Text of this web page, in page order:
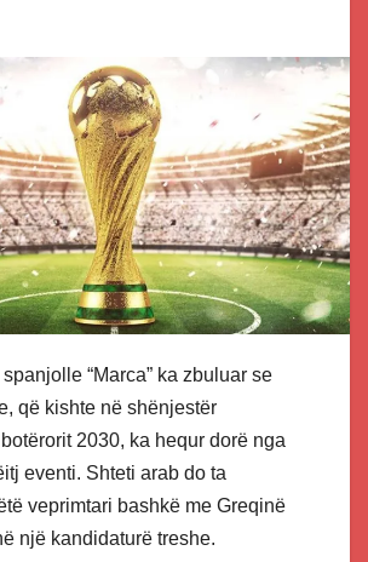
“Marca” ka zbuluar se
që kishte në shënjestër
2030, ka hequr dorë nga
eventi. Shteti arab do ta
veprimtari bashkë me Greqinë
një kandidaturë treshe.